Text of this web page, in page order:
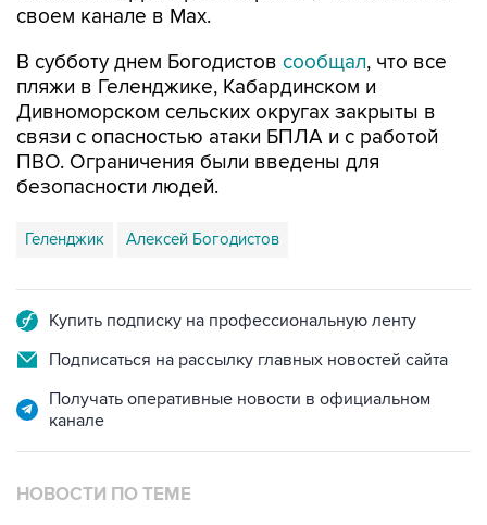
своем канале в Max.
В субботу днем Богодистов сообщал, что все
пляжи в Геленджике, Кабардинском и
Дивноморском сельских округах закрыты в
связи с опасностью атаки БПЛА и с работой
ПВО. Ограничения были введены для
безопасности людей.
Геленджик Алексей Богодистов
Купить подписку на профессиональную ленту
Подписаться на рассылку главных новостей сайта
Получать оперативные новости в официальном
канале
НОВОСТИ ПО ТЕМЕ